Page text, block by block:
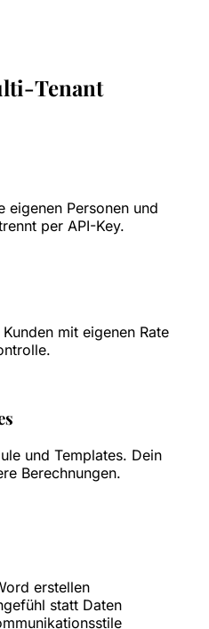
Tenant
eigenen Personen und
per API-Key.
mit eigenen Rate
und Templates. Dein
Berechnungen.
erstellen
statt Daten